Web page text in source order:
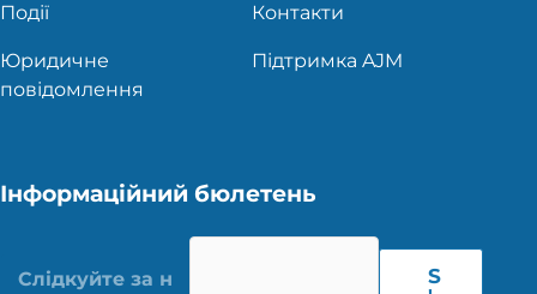
Події Контакти
Юридичне
повідомлення
Підтримка AJM
Інформаційний бюлетень
S